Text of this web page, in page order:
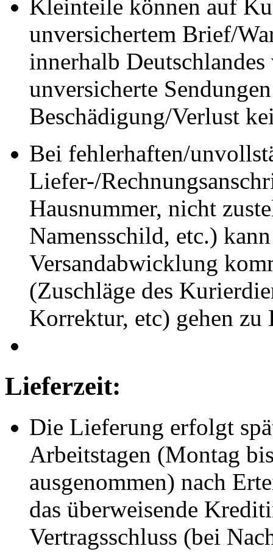
Kleinteile können auf
unversichertem Brief/
innerhalb
unversicherte
Beschädigung/Verlust
Bei fehlerhaften/
Liefer-/
Hausnummer, nicht
Namensschild, etc.)
Versandabwicklung
(Zuschläge des
Korrektur, etc) gehen zu
Lieferzeit:
Die Lieferung erfolgt
Arbeitstagen (Montag
ausgenommen) nach
das überweisende
Vertragsschluss (bei